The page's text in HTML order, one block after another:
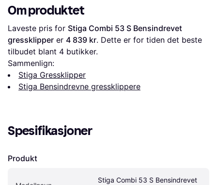
Om produktet
Laveste pris for Stiga Combi 53 S Bensindrevet
gressklipper er 4 839 kr. Dette er for tiden det beste
tilbudet blant 4 butikker.
Sammenlign:
Stiga Gressklipper
Stiga Bensindrevne gressklippere
Spesifikasjoner
Produkt
Stiga Combi 53 S Bensindrevet